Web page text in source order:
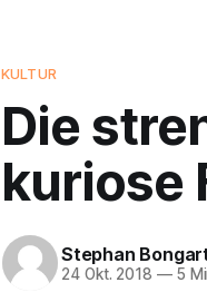
KULTUR
Die
kuriose
Stephan
24 Okt. 2018 —5